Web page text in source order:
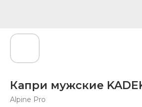
Капри мужские
Alpine Pro